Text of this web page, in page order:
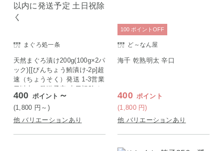
まぐろ処一条
天然まぐろ漬け200g(100g×2パ
ック)[[びんちょう鮪漬け-2p]超
速（ちょうそく）発送 1-3営業
日以内に発送予定 土日祝除く
400 ポイント ～
(1,800 円 ～)
他 バリエーションあり
ど～なん屋
海千 乾熟明太 辛口
400 ポイント
(1,800 円)
100 ポイント OFF
他 バリエーションあり